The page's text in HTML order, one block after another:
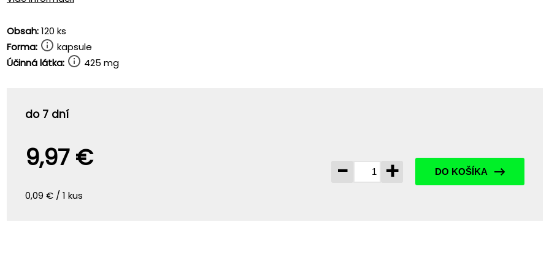
Obsah:120 ks
Forma:
kapsule
Účinná látka:
425 mg
do 7 dní
9,97 €
0,09 € / 1 kus
- + DO KOŠÍKA